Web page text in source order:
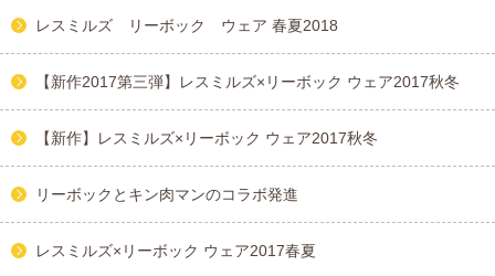
レスミルズ リーボック ウェア 春夏2018
【新作2017第三弾】レスミルズ×リーボック ウェア2017秋冬
【新作】レスミルズ×リーボック ウェア2017秋冬
リーボックとキン肉マンのコラボ発進
レスミルズ×リーボック ウェア2017春夏